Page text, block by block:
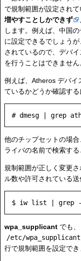
で規制範囲が設定され
増やすことしかできず
します。例えば、中国
に設定できるでしょう
されているので、デバ
を行うことはできません
例えば、Atheros デバイ
ているかどうか確認する
他のチップセットの場
ライバの名前で検索する
規制範囲が正しく変更
ル数や許可されている
wpa_supplicant でも、
/etc/
行で規制範囲を設定でき